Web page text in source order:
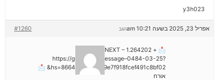
y3h023
אפריל 23, 2025 בשעה 10:21 am #1260 הגב
📩 + 1.264202 BTC.NEXT –
https://graph.org/Message–0484-03-25?
hs=8664c520642b9e7f918fcef491c8bf02& 📩
אורח